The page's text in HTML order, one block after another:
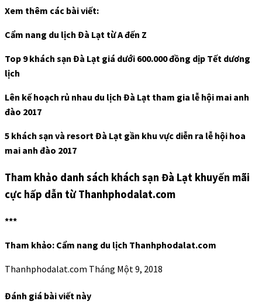
Xem thêm các bài viết:
Cẩm nang du lịch Đà Lạt từ A đến Z
Top 9 khách sạn Đà Lạt giá dưới 600.000 đồng dịp Tết dương
lịch
Lên kế hoạch rủ nhau du lịch Đà Lạt tham gia lễ hội mai anh
đào 2017
5 khách sạn và resort Đà Lạt gần khu vực diễn ra lễ hội hoa
mai anh đào 2017
Tham khảo danh sách khách sạn Đà Lạt khuyến mãi
cực hấp dẫn từ Thanhphodalat.com
***
Tham khảo: Cẩm nang du lịch Thanhphodalat.com
Thanhphodalat.com Tháng Một 9, 2018
Đánh giá bài viết này